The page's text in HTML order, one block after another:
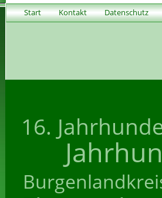
Start Kontakt Datenschutz
16.